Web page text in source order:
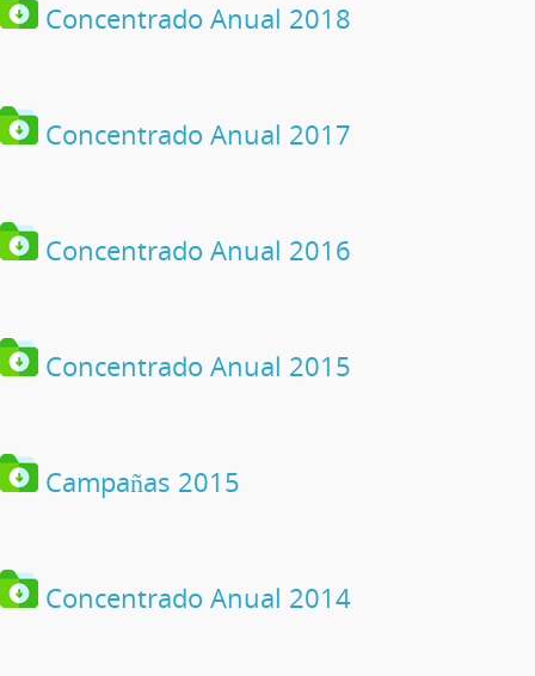
Concentrado Anual 2018
Concentrado Anual 2017
Concentrado Anual 2016
Concentrado Anual 2015
Campañas 2015
Concentrado Anual 2014